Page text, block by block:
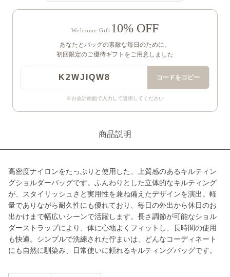
Welcome Gift 10% OFF
あなたとバッグの素敵な毎日のために。
初回限定のご優待ギフトをご用意しました
K2WJIQW8 コードをコピー
※お会計画面で入力して適用してください
商品説明
高密度ナイロンをたっぷりと使用した、上質感のあるキルティン
グショルダーバッグです。ふんわりとした立体的なキルティング
が、スタイリッシュさと実用性を兼ね備えたデザインを演出。軽
量でありながら耐久性にも優れており、毎日の外出から休日のお
出かけまで幅広いシーンで活躍します。長さ調節が可能なショル
ダーストラップにより、体に心地よくフィットし、長時間の使用
も快適。シンプルで洗練された佇まいは、どんなコーディネート
にも自然に馴染み、日常使いに頼れるキルティングバッグです。